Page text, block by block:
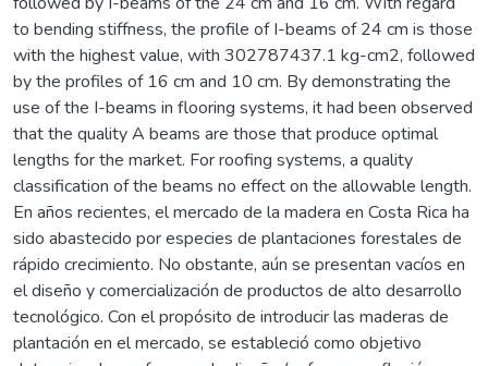
to bending stiffness, the profile of I-beams of 24 cm is those
with the highest value, with 302787437.1 kg-cm2, followed
by the profiles of 16 cm and 10 cm. By demonstrating the
use of the I-beams in flooring systems, it had been obser­ved
that the quality A beams are those that produce optimal
lengths for the market. For roofing systems, a quality
classification of the beams no effect on the allowable length.
En años recientes, el mercado de la madera en Costa Rica ha
sido abastecido por especies de plantaciones forestales de
rápido crecimiento. No obstante, aún se presentan vacíos en
el diseño y comercialización de productos de alto desarrollo
tecnológico. Con el propósito de introducir las maderas de
plantación en el mercado, se estableció como objetivo